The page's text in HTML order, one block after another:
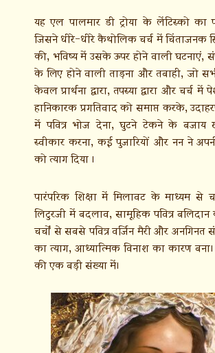
यह एल पालमार डी ट्रोया के लेंटिस्को का
जिसने धीरे-धीरे कैथोलिक चर्च में चिंताजनक
की, भविष्य में उसके ऊपर होने वाली घटनाएं,
के लिए होने वाली ताड़ना और तबाही,
केवल प्रार्थना द्वारा, तपस्या द्वारा और
हानिकारक प्रगतिवाद को समाप्त करके,
में पवित्र भोज देना, घुटने टेकने के
स्वीकार करना, कई पुजारियों और नन ने
को त्याग दिया ।
पारंपरिक शिक्षा में मिलावट के माध्यम से
लिटुरजी में बदलाव, सामूहिक पवित्र
चर्चों से सबसे पवित्र वर्जिन मैरी और
का त्याग, आध्यात्मिक विनाश का कारण
की एक बड़ी संख्या में।